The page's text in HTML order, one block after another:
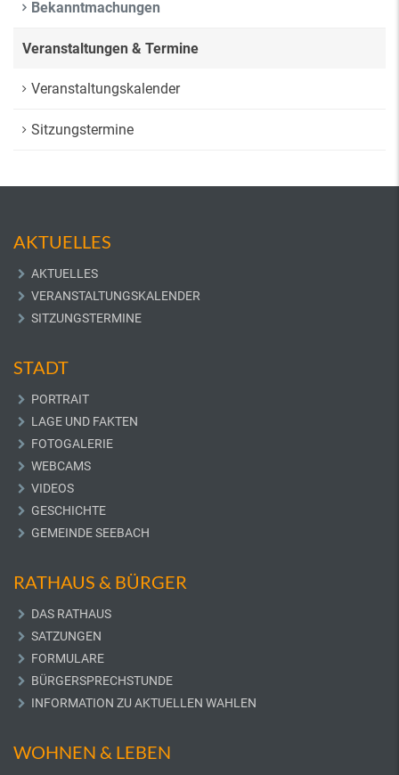
Bekanntmachungen
Veranstaltungen & Termine
Veranstaltungskalender
Sitzungstermine
AKTUELLES
AKTUELLES
VERANSTALTUNGSKALENDER
SITZUNGSTERMINE
STADT
PORTRAIT
LAGE UND FAKTEN
FOTOGALERIE
WEBCAMS
VIDEOS
GESCHICHTE
GEMEINDE SEEBACH
RATHAUS & BÜRGER
DAS RATHAUS
SATZUNGEN
FORMULARE
BÜRGERSPRECHSTUNDE
INFORMATION ZU AKTUELLEN WAHLEN
WOHNEN & LEBEN